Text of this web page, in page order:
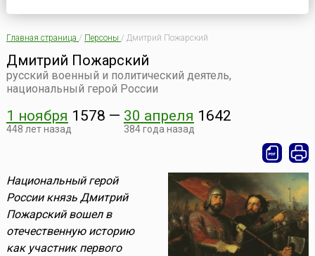
Главная страница / Персоны / Дмитрий Пожарский
Дмитрий Пожарский
русский военный и политический деятель,
национальный герой России
1 ноября 1578
448 лет назад
— 30 апреля 1642
384 года назад
Национальный герой
России князь Дмитрий
Пожарский вошел в
отечественную историю
как участник первого